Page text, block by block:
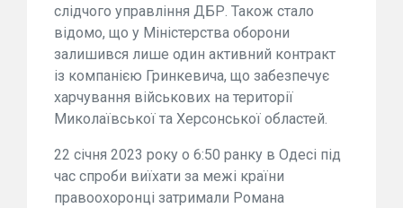
слідчого управління ДБР. Також стало
відомо, що у Міністерства оборони
залишився лише один активний контракт
із компанією Гринкевича, що забезпечує
харчування військових на території
Миколаївської та Херсонської областей.
22 січня 2023 року о 6:50 ранку в Одесі під
час спроби виїхати за межі країни
правоохоронці затримали Романа